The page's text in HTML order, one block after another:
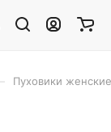
Пуховики женские